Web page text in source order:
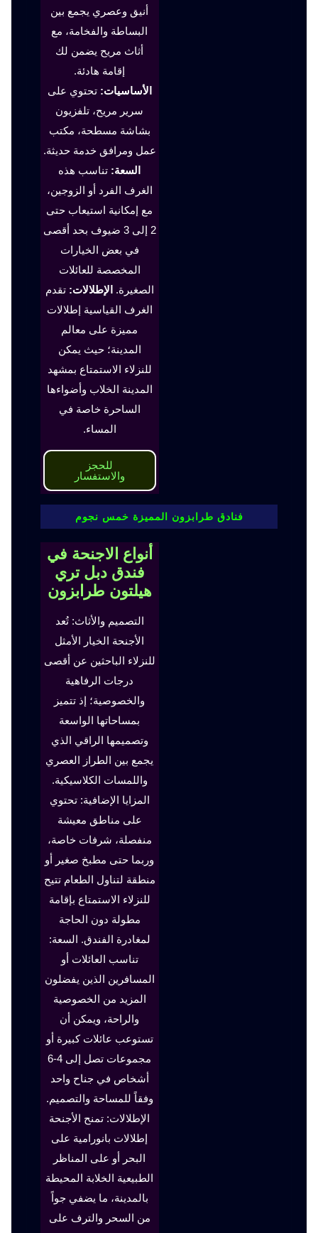
أنيق وعصري يجمع بين
البساطة والفخامة، مع
أثاث مريح يضمن لك
إقامة هادئة.
الأساسيات: تحتوي على
سرير مريح، تلفزيون
بشاشة مسطحة، مكتب
عمل ومرافق خدمة حديثة.
السعة: تناسب هذه
الغرف الفرد أو الزوجين،
مع إمكانية استيعاب حتى
2 إلى 3 ضيوف بحد أقصى
في بعض الخيارات
المخصصة للعائلات
الصغيرة. الإطلالات: تقدم
الغرف القياسية إطلالات
مميزة على معالم
المدينة؛ حيث يمكن
للنزلاء الاستمتاع بمشهد
المدينة الخلاب وأضواءها
الساحرة خاصة في
المساء.
للحجز
والاستفسار
فنادق طرابزون المميزة خمس نجوم
أنواع الاجنحة في
فندق دبل تري
هيلتون طرابزون
التصميم والأثاث: تُعد
الأجنحة الخيار الأمثل
للنزلاء الباحثين عن أقصى
درجات الرفاهية
والخصوصية؛ إذ تتميز
بمساحاتها الواسعة
وتصميمها الراقي الذي
يجمع بين الطراز العصري
واللمسات الكلاسيكية.
المزايا الإضافية: تحتوي
على مناطق معيشة
منفصلة، شرفات خاصة،
وربما حتى مطبخ صغير أو
منطقة لتناول الطعام تتيح
للنزلاء الاستمتاع بإقامة
مطولة دون الحاجة
لمغادرة الفندق. السعة:
تناسب العائلات أو
المسافرين الذين يفضلون
المزيد من الخصوصية
والراحة، ويمكن أن
تستوعب عائلات كبيرة أو
مجموعات تصل إلى 4-6
أشخاص في جناح واحد
وفقاً للمساحة والتصميم.
الإطلالات: تمنح الأجنحة
إطلالات بانورامية على
البحر أو على المناظر
الطبيعية الخلابة المحيطة
بالمدينة، ما يضفي جواً
من السحر والترف على